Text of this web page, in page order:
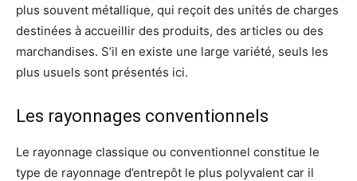
plus souvent métallique, qui reçoit des unités de charges
destinées à accueillir des produits, des articles ou des
marchandises. S’il en existe une large variété, seuls les
plus usuels sont présentés ici.
Les rayonnages conventionnels
Le rayonnage classique ou conventionnel constitue le
type de rayonnage d’entrepôt le plus polyvalent car il